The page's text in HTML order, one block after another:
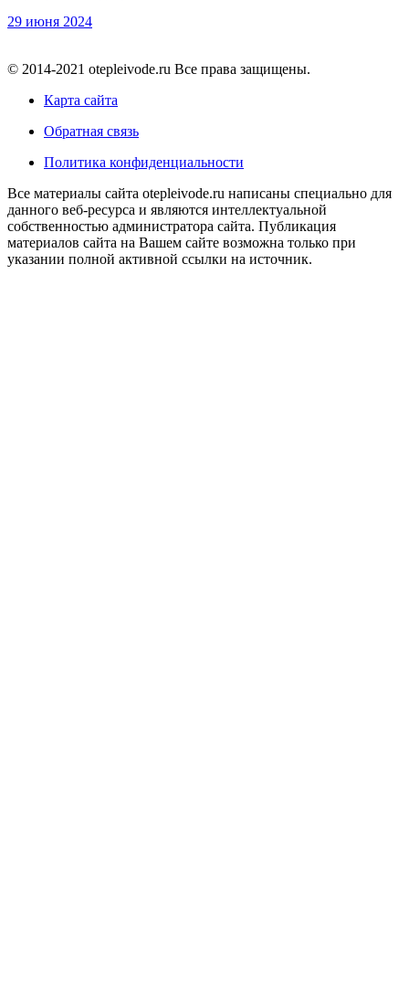
29 июня 2024
© 2014-2021 otepleivode.ru Все права защищены.
Карта сайта
Обратная связь
Политика конфиденциальности
Все материалы сайта otepleivode.ru написаны специально для
данного веб-ресурса и являются интеллектуальной
собственностью администратора сайта. Публикация
материалов сайта на Вашем сайте возможна только при
указании полной активной ссылки на источник.